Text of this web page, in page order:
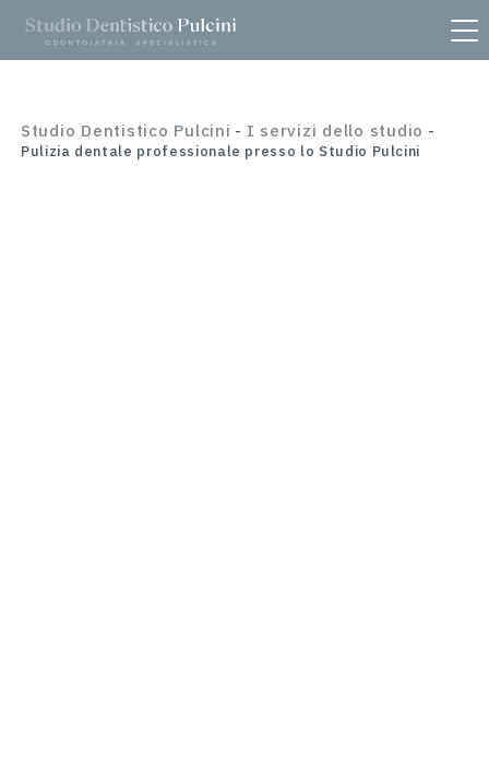
Studio Dentistico Pulcini - I servizi dello studio -
Pulizia dentale professionale presso lo Studio Pulcini